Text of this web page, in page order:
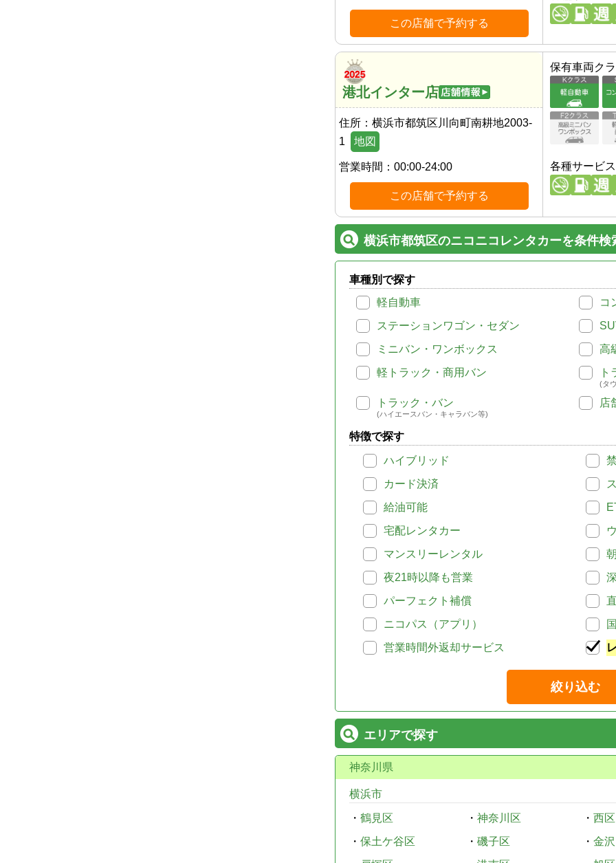
この店舗で予約する
港北インター店
住所： 横浜市都筑区川向町南耕地2003-
1
地図
営業時間： 00:00-24:00
この店舗で予約する
保有車両ク
各種サービス
横浜市都筑区のニコニコレンタカーを条件検
車種別で探す
軽自動車
コ
ステーションワゴン・セダン
ミニバン・ワンボックス
高
軽トラック・商用バン
ト
(タ
トラック・バン
(ハイエースバン・キャラバン等)
店
特徴で探す
ハイブリッド
カード決済
給油可能
宅配レンタカー
マンスリーレンタル
夜21時以降も営業
パーフェクト補償
ニコパス（アプリ）
営業時間外返却サービス
絞り込む
エリアで探す
神奈川県
横浜市
・ 鶴見区 ・ 神奈川区 ・ 西区
・ 保土ケ谷区 ・ 磯子区 ・ 金